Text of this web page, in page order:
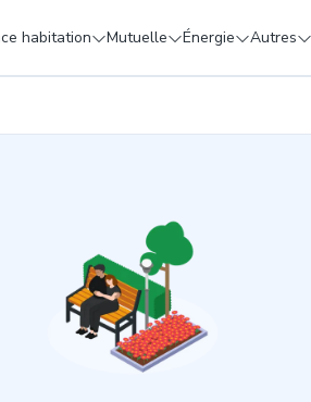
habitation Mutuelle Énergie Autres